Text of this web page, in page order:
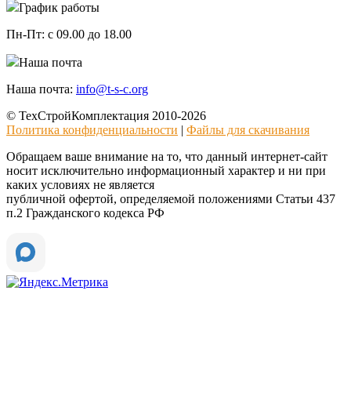
График работы
Пн-Пт: с 09.00 до 18.00
Наша почта
Наша почта: info@t-s-c.org
© ТехСтройКомплектация 2010-2026
Политика конфиденциальности
Файлы для скачивания
Обращаем ваше внимание на то, что данный интернет-сайт
носит исключительно информационный характер и ни при
каких условиях не является
публичной офертой, определяемой положениями Статьи 437
п.2 Гражданского кодекса РФ